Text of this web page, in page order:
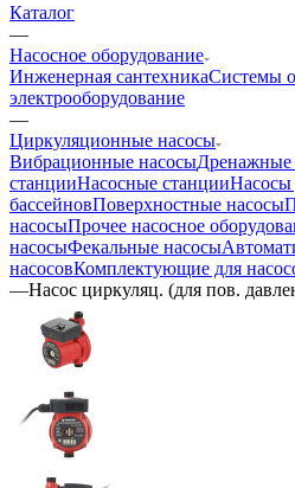
Каталог
—
Насосное оборудование
Инженерная сантехникаСистемы
электрооборудование
—
Циркуляционные насосы
Вибрационные насосыДренажные
станцииНасосные станцииНасосы
бассейновПоверхностные насосы
насосыПрочее насосное
насосыФекальные насосы
насосовКомплектующие для
—Насос циркуляц. (для пов.